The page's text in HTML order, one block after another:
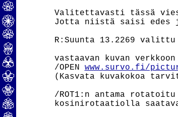
Valitettavasti tässä
Jotta niistä saisi edes
R:Suunta 13.2269
vastaavan kuvan
/OPEN www.survo.fi/
(Kasvata kuvakokoa
/ROT1:n antama
kosinirotaatiolla